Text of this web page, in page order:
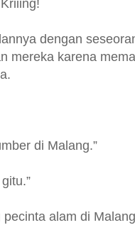
dengan
mereka karena
di Malang.”
alam di